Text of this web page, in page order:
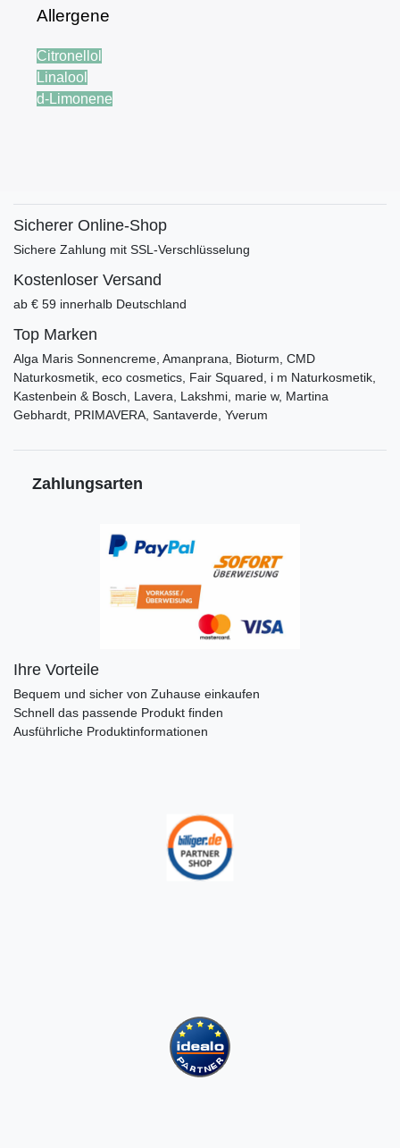
Allergene
Citronellol
Linalool
d-Limonene
Sicherer Online-Shop
Sichere Zahlung mit SSL-Verschlüsselung
Kostenloser Versand
ab € 59 innerhalb Deutschland
Top Marken
Alga Maris Sonnencreme, Amanprana, Bioturm, CMD
Naturkosmetik, eco cosmetics, Fair Squared, i m Naturkosmetik,
Kastenbein & Bosch, Lavera, Lakshmi, marie w, Martina
Gebhardt, PRIMAVERA, Santaverde, Yverum
Zahlungsarten
Ihre Vorteile
Bequem und sicher von Zuhause einkaufen
Schnell das passende Produkt finden
Ausführliche Produktinformationen